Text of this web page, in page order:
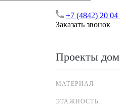
+7 (4842) 20 04
Заказать звонок
Проекты
МАТЕРИАЛ
ЭТАЖНОСТЬ